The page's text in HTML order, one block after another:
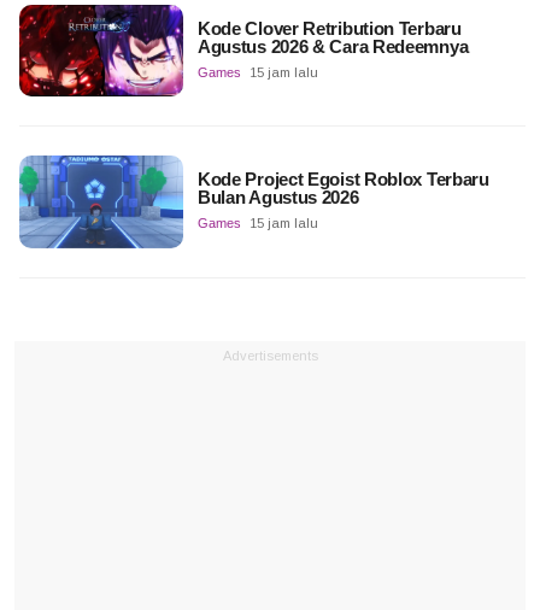
Kode Clover Retribution Terbaru
Agustus 2026 & Cara Redeemnya
Games 15 jam lalu
Kode Project Egoist Roblox Terbaru
Bulan Agustus 2026
Games 15 jam lalu
Advertisements